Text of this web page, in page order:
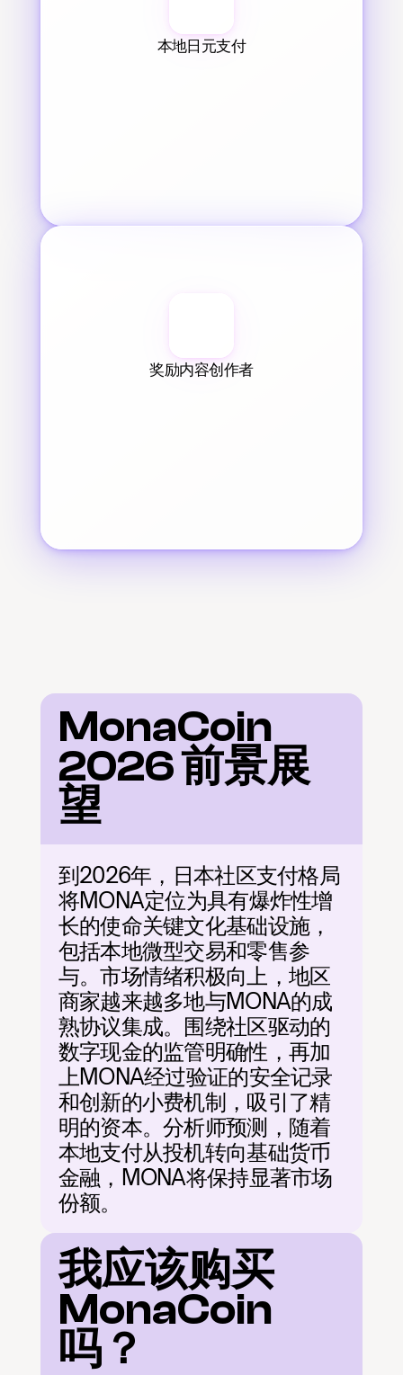
本地日元支付
奖励内容创作者
MonaCoin
2026 前景展
望
到2026年，日本社区支付格局
将MONA定位为具有爆炸性增
长的使命关键文化基础设施，
包括本地微型交易和零售参
与。市场情绪积极向上，地区
商家越来越多地与MONA的成
熟协议集成。围绕社区驱动的
数字现金的监管明确性，再加
上MONA经过验证的安全记录
和创新的小费机制，吸引了精
明的资本。分析师预测，随着
本地支付从投机转向基础货币
金融，MONA将保持显著市场
份额。
我应该购买
MonaCoin
吗？